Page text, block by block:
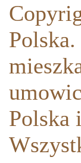
Polska